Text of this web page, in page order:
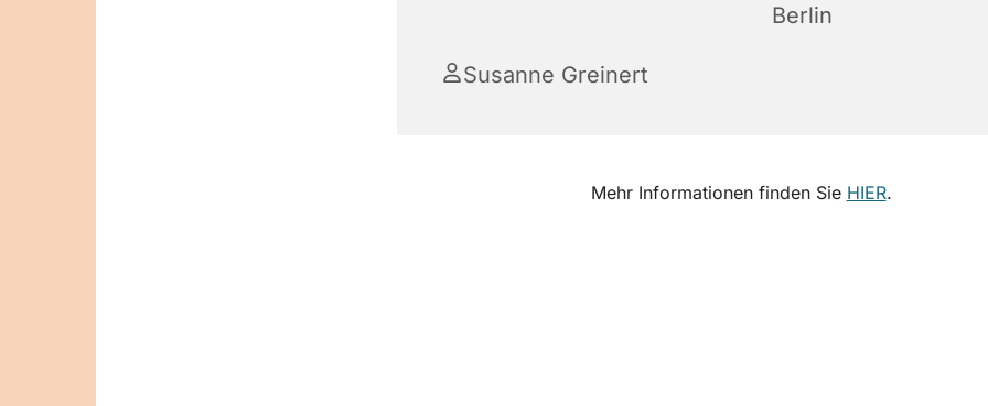
Berlin
Susanne Greinert
Mehr Informationen finden Sie HIER.